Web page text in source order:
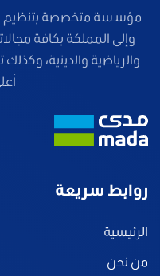
مؤسسة متخصصة بتنظيم
وإلى المملكة بكافة
والرياضية والدينية،
روابط سريعة
الرئيسية
من نحن